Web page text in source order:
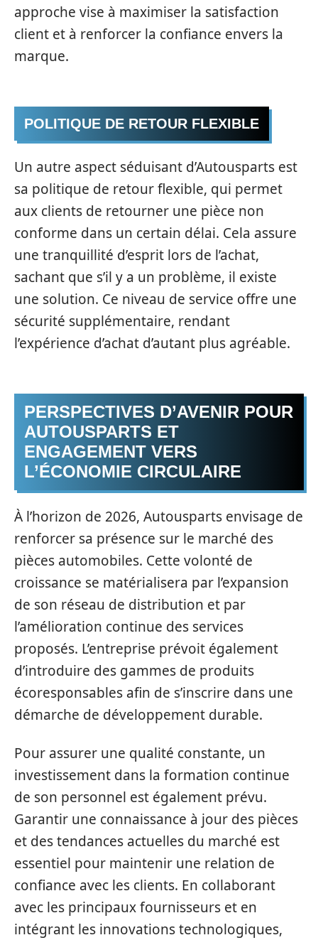
approche vise à maximiser la satisfaction
client et à renforcer la confiance envers la
marque.
POLITIQUE DE RETOUR FLEXIBLE
Un autre aspect séduisant d’Autousparts est
sa politique de retour flexible, qui permet
aux clients de retourner une pièce non
conforme dans un certain délai. Cela assure
une tranquillité d’esprit lors de l’achat,
sachant que s’il y a un problème, il existe
une solution. Ce niveau de service offre une
sécurité supplémentaire, rendant
l’expérience d’achat d’autant plus agréable.
PERSPECTIVES D’AVENIR POUR
AUTOUSPARTS ET
ENGAGEMENT VERS
L’ÉCONOMIE CIRCULAIRE
À l’horizon de 2026, Autousparts envisage de
renforcer sa présence sur le marché des
pièces automobiles. Cette volonté de
croissance se matérialisera par l’expansion
de son réseau de distribution et par
l’amélioration continue des services
proposés. L’entreprise prévoit également
d’introduire des gammes de produits
écoresponsables afin de s’inscrire dans une
démarche de développement durable.
Pour assurer une qualité constante, un
investissement dans la formation continue
de son personnel est également prévu.
Garantir une connaissance à jour des pièces
et des tendances actuelles du marché est
essentiel pour maintenir une relation de
confiance avec les clients. En collaborant
avec les principaux fournisseurs et en
intégrant les innovations technologiques,